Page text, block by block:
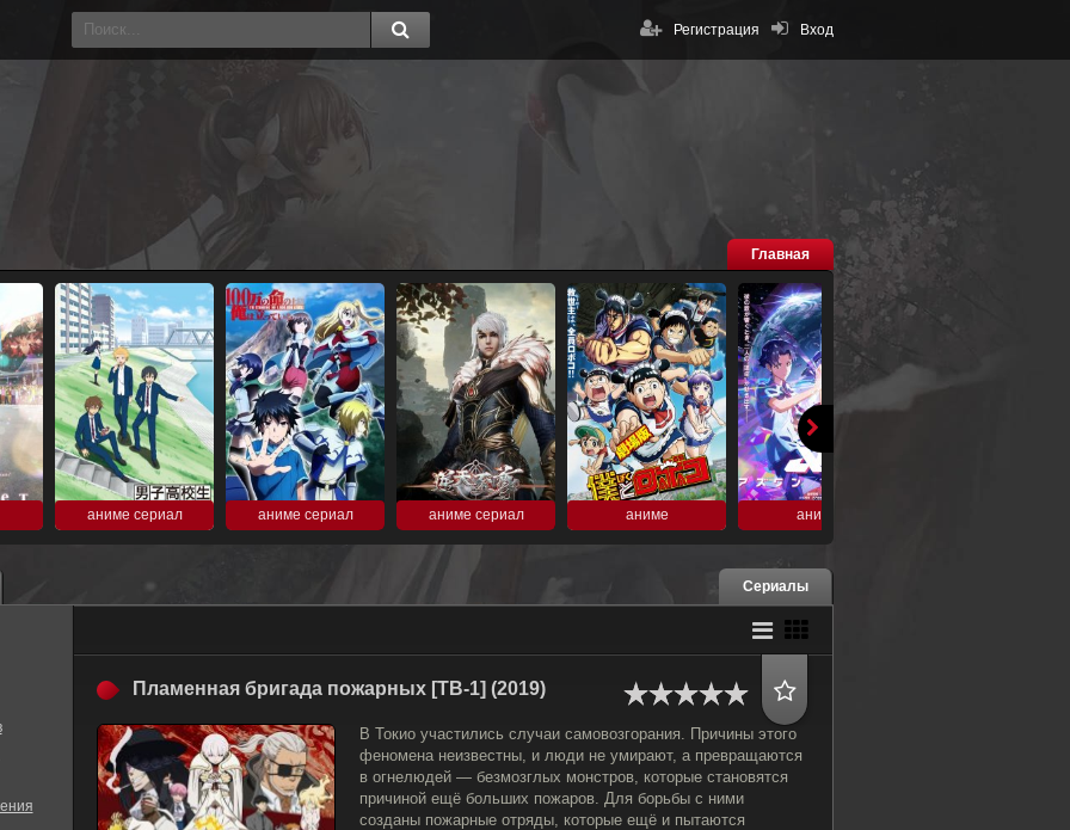
Вход
Регистрация
Главная
аниме сериал аниме сериал аниме сериал аниме аниме
Сериалы
Пламенная бригада пожарных [ТВ-1] (2019)
В Токио участились случаи самовозгорания. Причины этого
феномена неизвестны, и люди не умирают, а превращаются
в огнелюдей — безмозглых монстров, которые становятся
причиной ещё больших пожаров. Для борьбы с ними
созданы пожарные отряды, которые ещё и пытаются